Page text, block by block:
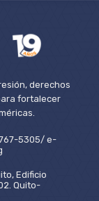
derechos
fortalecer
5305/ e-
Edificio
Quito-